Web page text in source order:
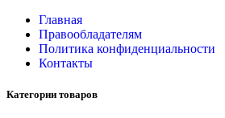
Главная
Правообладателям
Политика конфиденциальности
Контакты
Категории товаров